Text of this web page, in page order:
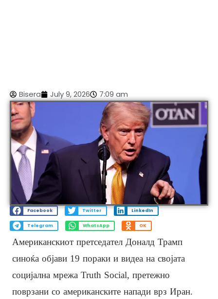
Bisera July 9, 2026 7:09 am
Facebook Twitter LinkedIn
Telegram WhatsApp OK
Американскиот претседател Доналд Трамп
синоќа објави 19 пораки и видеа на својата
социјална мрежа Truth Social, претежно
поврзани со американските напади врз Иран.